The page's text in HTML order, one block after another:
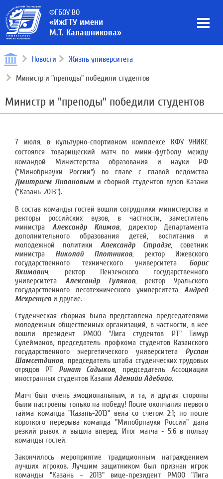
ФГБОУ ВО
«ИжГТУ имени
М.Т. Калашникова»
Новости Жизнь университета
Министр и "преподы" победили студентов
Министр и "преподы" победили студентов
7 июля, в культурно-спортивном комплексе КФУ УНИКС
состоялся товарищеский матч по мини-футболу между
командой Министерства образования и науки РФ
("Минобрнауки России") во главе с главой ведомства
Дмитрием Ливановым и сборной студентов вузов Казани
("Казань-2013").
В состав команды гостей вошли сотрудники министерства и
ректоры российских вузов, в частности, заместитель
министра Александр Климов, директор Департамента
дополнительного образования детей, воспитания и
молодежной политики Александр Страдзе, советник
министра Николай Плотников, ректор Ижевского
государственного технического университета Борис
Якимович, ректор Пензенского государственного
университета Александр Гуляков, ректор Уральского
государственного лесотехнического университета Андрей
Мехренцев и другие.
Студенческая сборная была представлена председателями
молодежных общественных организаций, в частности, в нее
вошли президент РМОО "Лига студентов РТ" Тимур
Сулейманов, председатель профкома студентов Казанского
государственного энергетического университета Руслан
Шамсетдинов, председатель штаба студенческих трудовых
отрядов РТ Ринат Садыков, председатель Ассоциации
иностранных студентов Казани Аденийи Адебайо.
Матч был очень эмоциональным, и та, и другая стороны
были настроены только на победу! После окончания первого
тайма команда "Казань-2013" вела со счетом 2:1; но после
короткого перерыва команда "Минобрнауки России" дала
резкий рывок и вышла вперед. Итог матча ‑ 5:6 в пользу
команды гостей.
Закончилось мероприятие традиционным награждением
лучших игроков. Лучшим защитником был признан игрок
команды "Казань – 2013" вице-президент РМОО "Лига